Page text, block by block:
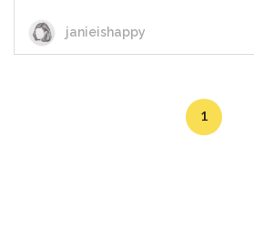
janieishappy
1